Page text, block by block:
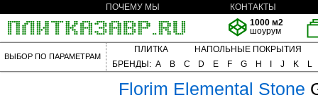
ПОЧЕМУ МЫ
КОНТАКТЫ
1000 м2
шоурум
ВЫБОР ПО ПАРАМЕТРАМ
ПЛИТКА
НАПОЛЬНЫЕ ПОКРЫТИЯ
БРЕНДЫ: A B C D E F G H J K L
Florim Elemental Stone